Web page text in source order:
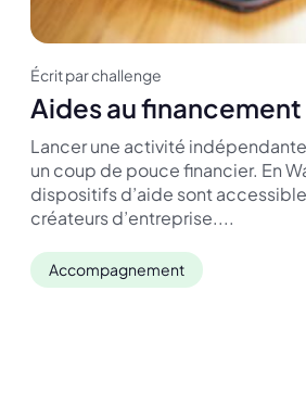
Écrit par challenge
Aides au financement
Lancer une activité
un coup de pouce financier. En
dispositifs d’aide sont
créateurs d’entreprise....
Accompagnement